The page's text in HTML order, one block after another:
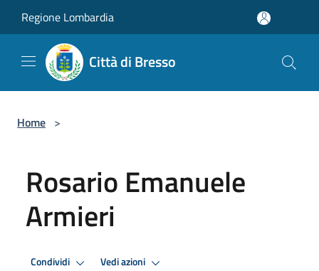
Regione Lombardia
Città di Bresso
Home >
Rosario Emanuele
Armieri
Condividi Vedi azioni